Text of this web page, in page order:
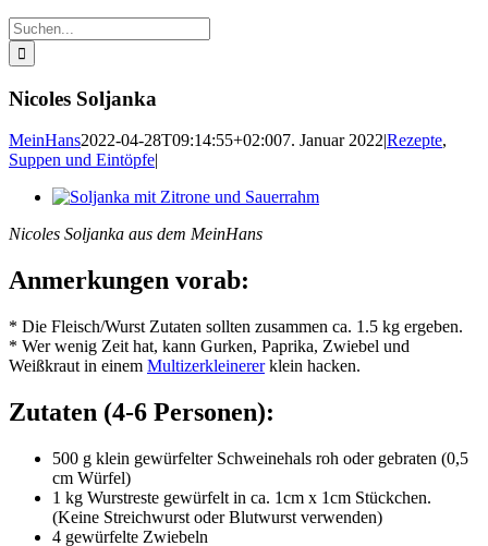
Suche
nach:
Nicoles Soljanka
MeinHans2022-04-28T09:14:55+02:007. Januar 2022|Rezepte,
Suppen und Eintöpfe|
Zeige
Bild
Nicoles Soljanka aus dem MeinHans
Anmerkungen vorab:
* Die Fleisch/Wurst Zutaten sollten zusammen ca. 1.5 kg ergeben.
* Wer wenig Zeit hat, kann Gurken, Paprika, Zwiebel und
Weißkraut in einem Multizerkleinererklein hacken.
Zutaten (4-6 Personen):
500 g klein gewürfelter Schweinehals roh oder gebraten (0,5
cm Würfel)
1 kg Wurstreste gewürfelt in ca. 1cm x 1cm Stückchen.
(Keine Streichwurst oder Blutwurst verwenden)
4 gewürfelte Zwiebeln